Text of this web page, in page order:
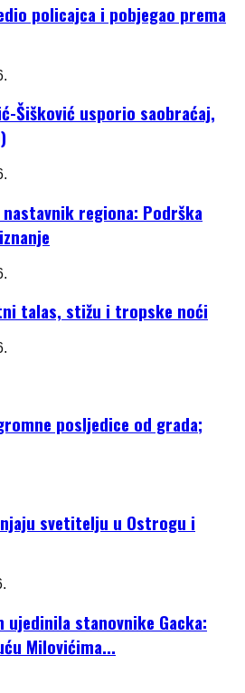
policajca i pobjegao prema
Šišković usporio saobraćaj,
regiona: Podrška
talas, stižu i tropske noći
posljedice od grada;
svetitelju u Ostrogu i
ujedinila stanovnike Gacka:
Milovićima...